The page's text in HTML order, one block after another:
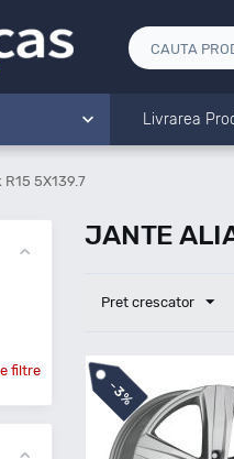
Livrarea
R15 5X139.7
JANTE
Pret crescator
-
3%
filtre